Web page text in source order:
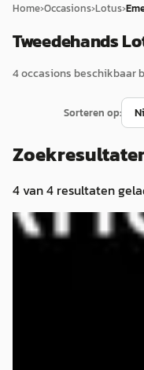
Home›Occasions›Lotus›
Tweedehands
4occasions beschikbaar
Sorteren op:
4van4 resultaten
EVA
Lotus Emeya·2026